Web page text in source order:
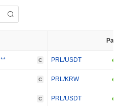
Par
** C PRL/USDT
C PRL/KRW
C PRL/USDT